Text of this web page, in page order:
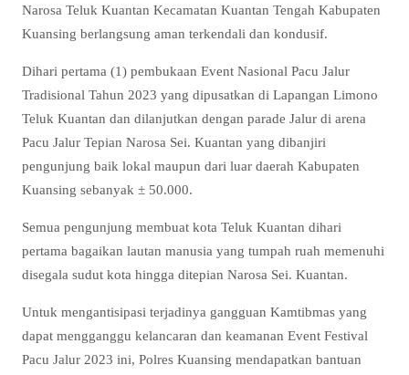
Narosa Teluk Kuantan Kecamatan Kuantan Tengah Kabupaten
Kuansing berlangsung aman terkendali dan kondusif.
Dihari pertama (1) pembukaan Event Nasional Pacu Jalur
Tradisional Tahun 2023 yang dipusatkan di Lapangan Limono
Teluk Kuantan dan dilanjutkan dengan parade Jalur di arena
Pacu Jalur Tepian Narosa Sei. Kuantan yang dibanjiri
pengunjung baik lokal maupun dari luar daerah Kabupaten
Kuansing sebanyak ± 50.000.
Semua pengunjung membuat kota Teluk Kuantan dihari
pertama bagaikan lautan manusia yang tumpah ruah memenuhi
disegala sudut kota hingga ditepian Narosa Sei. Kuantan.
Untuk mengantisipasi terjadinya gangguan Kamtibmas yang
dapat mengganggu kelancaran dan keamanan Event Festival
Pacu Jalur 2023 ini, Polres Kuansing mendapatkan bantuan